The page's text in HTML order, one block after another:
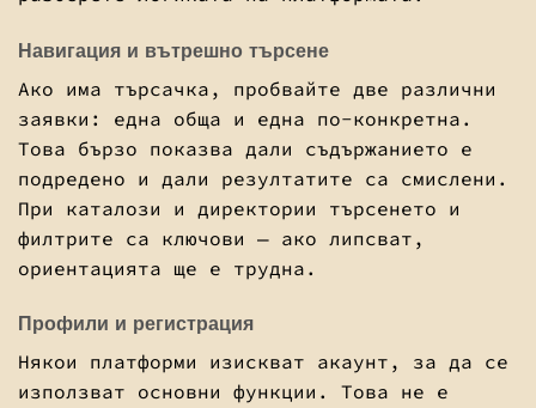
Навигация и вътрешно търсене
Ако има търсачка, пробвайте две различни
заявки: една обща и една по-конкретна.
Това бързо показва дали съдържанието е
подредено и дали резултатите са смислени.
При каталози и директории търсенето и
филтрите са ключови — ако липсват,
ориентацията ще е трудна.
Профили и регистрация
Някои платформи изискват акаунт, за да се
използват основни функции. Това не е